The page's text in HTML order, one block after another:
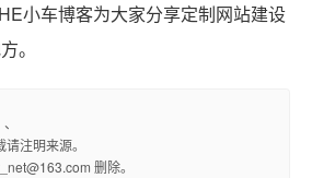
小车博客为大家分享定制网站建设
。
、
注明来源。
删除。